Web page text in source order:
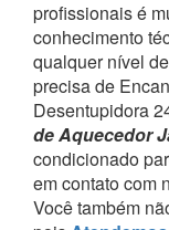
profissionais é
conhecimento
qualquer nível
precisa de
Desentupidora
de Aquecedor
condicionado
em contato com
Você também